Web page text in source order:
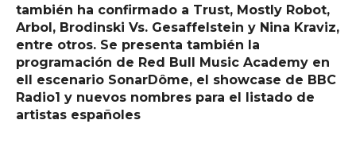
también ha confirmado a Trust, Mostly Robot,
Arbol, Brodinski Vs. Gesaffelstein y Nina Kraviz,
entre otros. Se presenta también la
programación de Red Bull Music Academy en
ell escenario SonarDôme, el showcase de BBC
Radio1 y nuevos nombres para el listado de
artistas españoles